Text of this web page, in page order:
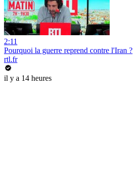
2:11
Pourquoi la guerre reprend contre l'Iran ?
rtl.fr
il y a 14 heures